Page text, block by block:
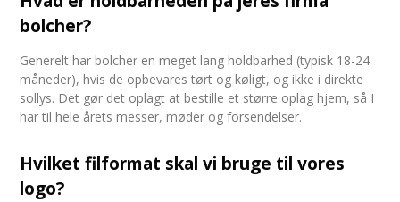
bolcher?
Generelt har bolcher en meget lang holdbarhed (typisk 18-24
måneder), hvis de opbevares tørt og køligt, og ikke i direkte
sollys. Det gør det oplagt at bestille et større oplag hjem, så I
har til hele årets messer, møder og forsendelser.
Hvilket filformat skal vi bruge til vores
logo?